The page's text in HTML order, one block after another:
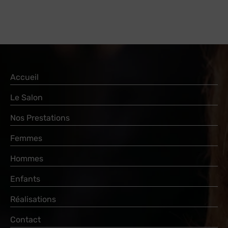
Accueil
Le Salon
Nos Prestations
Femmes
Hommes
Enfants
Réalisations
Contact